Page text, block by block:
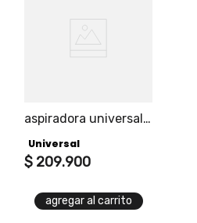
aspiradora universal
Universal
$ 209.900
agregar al carrito